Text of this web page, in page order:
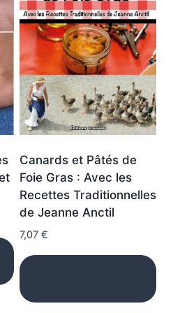
Canards et Pâtés de
Foie Gras : Avec les
Recettes Traditionnelles
de Jeanne Anctil
7,07 €